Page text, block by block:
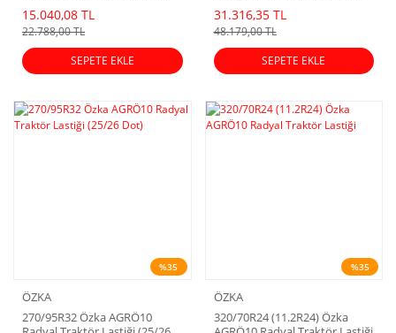
15.040,08 TL
22.788,00 TL
SEPETE EKLE
31.316,35 TL
48.179,00 TL
SEPETE EKLE
%35
ÖZKA
270/95R32 Özka AGRÖ10
%35
ÖZKA
320/70R24 (11.2R24) Özka